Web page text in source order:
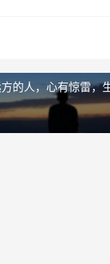
的人，心有惊雷，